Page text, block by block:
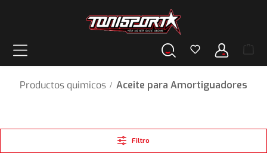
Productos quimicos / Aceite para Amortiguadores
Filtro